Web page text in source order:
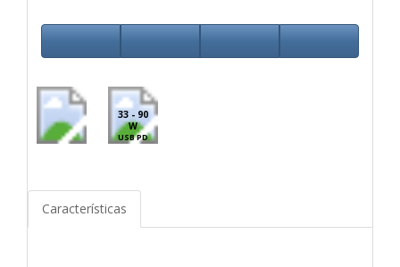
33 - 90
W
USB PD
Características